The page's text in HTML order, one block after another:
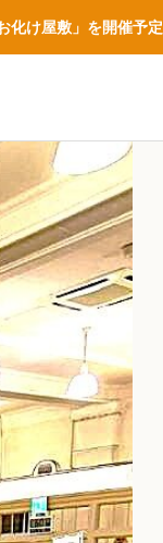
化け屋敷」を開催予定